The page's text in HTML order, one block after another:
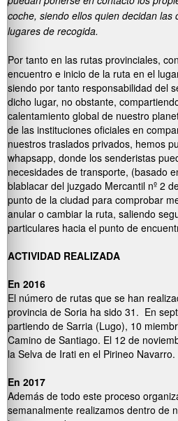
coche, siendo ellos quien decidan las
lugares de recogida.
Por tanto en las rutas provinciales,
encuentro e inicio de la ruta en el
siendo por tanto responsabilidad del
dicho lugar, no obstante,
calentamiento global de nuestro
de las instituciones oficiales en
nuestros traslados privados, hemos
whapsapp, donde los senderistas
necesidades de transporte, (basado
blablacar del juzgado Mercantil nº 2
punto de la ciudad para comprobar
anular o cambiar la ruta, saliendo
particulares hacia el punto de
ACTIVIDAD REALIZADA
En 2016
El número de rutas que se han
provincia de Soria ha sido 31. En
partiendo de Sarria (Lugo), 10
Camino de Santiago. El 12 de
la Selva de Irati en el Pirineo Navarro.
En 2017
Además de todo este proceso
semanalmente realizamos dentro de